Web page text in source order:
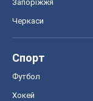
Запоріжжя
Черкаси
Спорт
Футбол
Хокей